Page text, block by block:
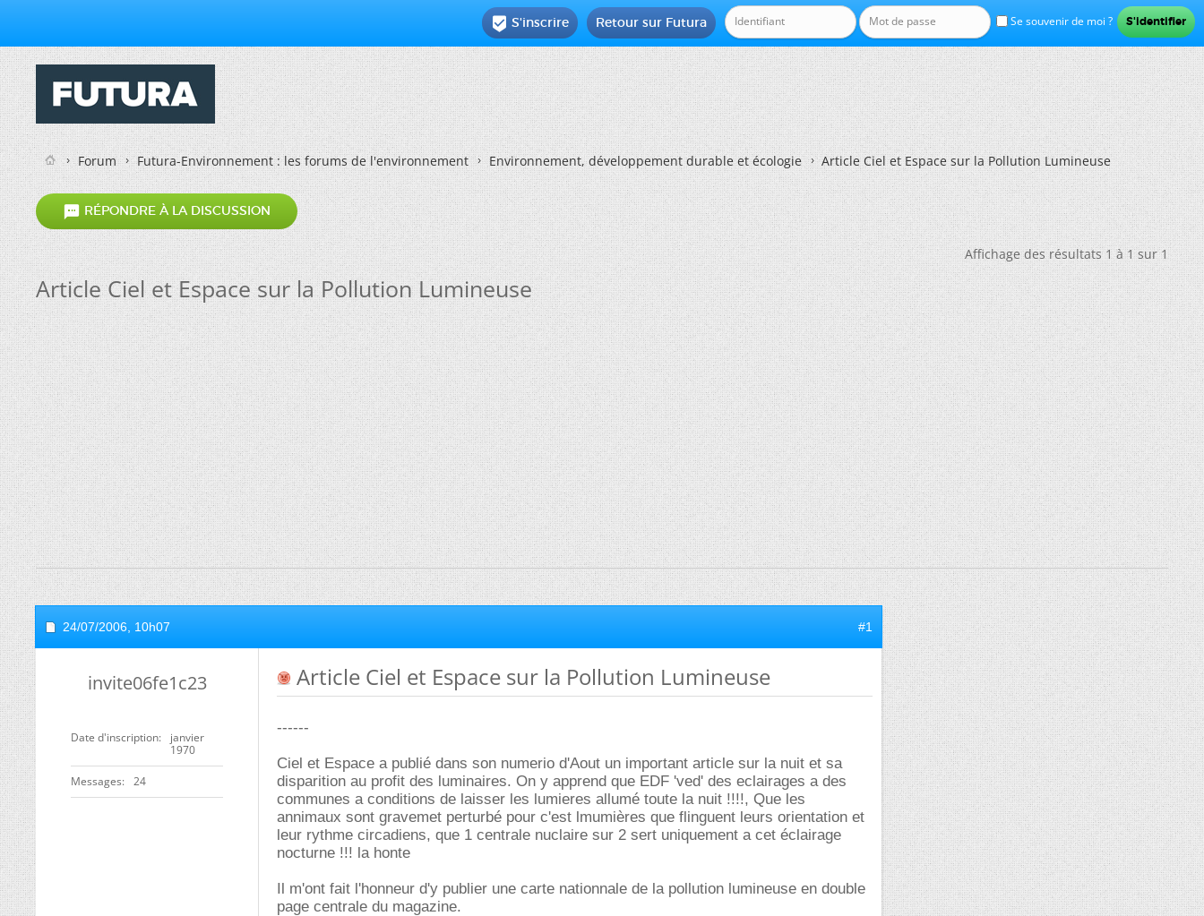
Se souvenir de moi ?
Retour sur Futura
 S'inscrire
Forum Futura-Environnement : les forums de l'environnement Environnement, développement durable et écologie Article Ciel et Espace sur la Pollution Lumineuse
 RÉPONDRE À LA DISCUSSION
Affichage des résultats 1 à 1 sur 1
Article Ciel et Espace sur la Pollution Lumineuse
24/07/2006, 10h07 #1
invite06fe1c23
Date d'inscription
janvier
1970
Messages 24
Article Ciel et Espace sur la Pollution Lumineuse
------
Ciel et Espace a publié dans son numerio d'Aout un important article sur la nuit et sa
disparition au profit des luminaires. On y apprend que EDF 'ved' des eclairages a des
communes a conditions de laisser les lumieres allumé toute la nuit !!!!, Que les
annimaux sont gravemet perturbé pour c'est lmumières que flinguent leurs orientation et
leur rythme circadiens, que 1 centrale nuclaire sur 2 sert uniquement a cet éclairage
nocturne !!! la honte
Il m'ont fait l'honneur d'y publier une carte nationnale de la pollution lumineuse en double
page centrale du magazine.